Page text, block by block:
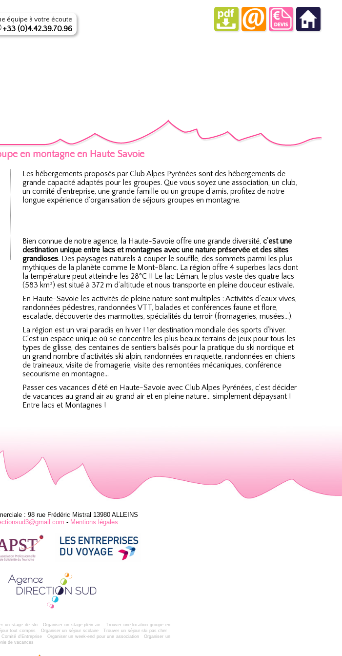
équipe à votre écoute
+33 (0)4.42.39.70.96
en montagne en Haute Savoie
Les hébergements proposés par Club Alpes Pyrénées sont des hébergements de
grande capacité adaptés pour les groupes. Que vous soyez une association, un club,
un comité d'entreprise, une grande famille ou un groupe d'amis, profitez de notre
longue expérience d'organisation de séjours groupes en montagne.
Bien connue de notre agence, la Haute-Savoie offre une grande diversité, c’est une
destination unique entre lacs et montagnes avec une nature préservée et des sites
grandioses. Des paysages naturels à couper le souffle, des sommets parmi les plus
mythiques de la planète comme le Mont-Blanc. La région offre 4 superbes lacs dont
la température peut atteindre les 28°C !! Le lac Léman, le plus vaste des quatre lacs
(583 km²) est situé à 372 m d’altitude et nous transporte en pleine douceur estivale.
En Haute-Savoie les activités de pleine nature sont multiples : Activités d’eaux vives,
randonnées pédestres, randonnées VTT, balades et conférences faune et flore,
escalade, découverte des marmottes, spécialités du terroir (fromageries, musées…).
La région est un vrai paradis en hiver ! 1er destination mondiale des sports d’hiver.
C’est un espace unique où se concentre les plus beaux terrains de jeux pour tous les
types de glisse, des centaines de sentiers balisés pour la pratique du ski nordique et
un grand nombre d’activités ski alpin, randonnées en raquette, randonnées en chiens
de traineaux, visite de fromagerie, visite des remontées mécaniques, conférence
secourisme en montagne…
Passer ces vacances d’été en Haute-Savoie avec Club Alpes Pyrénées, c’est décider
de vacances au grand air au grand air et en pleine nature… simplement dépaysant !
Entre lacs et Montagnes !
: 98 rue Frédéric Mistral 13980 ALLEINS
- Mentions légales
un stage de ski Organiser un stage plein air
Trouver une location groupe en
tout compris Organiser un séjour scolaire
Trouver un séjour ski pas cher
Comité d'Entreprise Organiser un week-end pour une association
Organiser un
de vacances